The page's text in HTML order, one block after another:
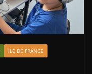
ILE DE FRANCE